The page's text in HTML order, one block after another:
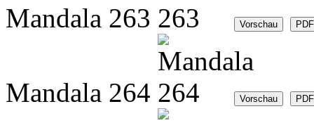
Mandala 263
Mandala 264